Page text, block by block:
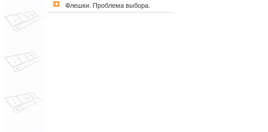
Флешки. Проблема выбора.